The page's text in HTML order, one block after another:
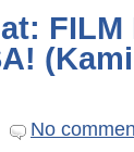
FILM
No